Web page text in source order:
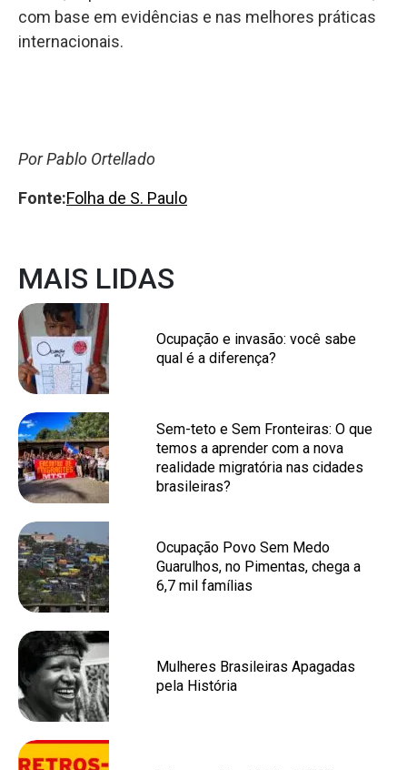
com base em evidências e nas melhores práticas
internacionais.
Por Pablo Ortellado
Fonte:Folha de S. Paulo
MAIS LIDAS
Ocupação e invasão: você sabe
qual é a diferença?
Sem-teto e Sem Fronteiras: O que
temos a aprender com a nova
realidade migratória nas cidades
brasileiras?
Ocupação Povo Sem Medo
Guarulhos, no Pimentas, chega a
6,7 mil famílias
Mulheres Brasileiras Apagadas
pela História